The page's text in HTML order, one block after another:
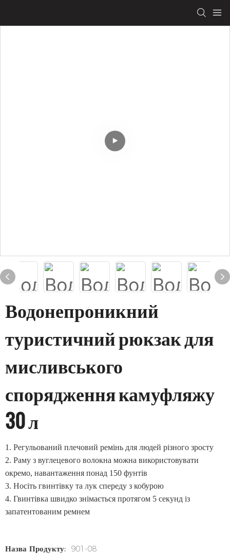
Водонепроникний
туристичний рюкзак для
мисливського
спорядження камуфляжу
30 л
1. Регульований плечовий ремінь для людей різного зросту
2. Раму з вуглецевого волокна можна використовувати
окремо, навантаження понад 150 фунтів
3. Носіть гвинтівку та лук спереду з кобурою
4. Гвинтівка швидко знімається протягом 5 секунд із
запатентованим ремнем
Назва Продукту: 901-08